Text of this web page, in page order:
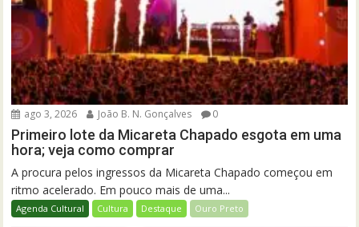
ago 3, 2026 João B. N. Gonçalves 0
Primeiro lote da Micareta Chapado esgota em uma
hora; veja como comprar
A procura pelos ingressos da Micareta Chapado começou em
ritmo acelerado. Em pouco mais de uma...
Agenda Cultural Cultura Destaque Ouro Preto